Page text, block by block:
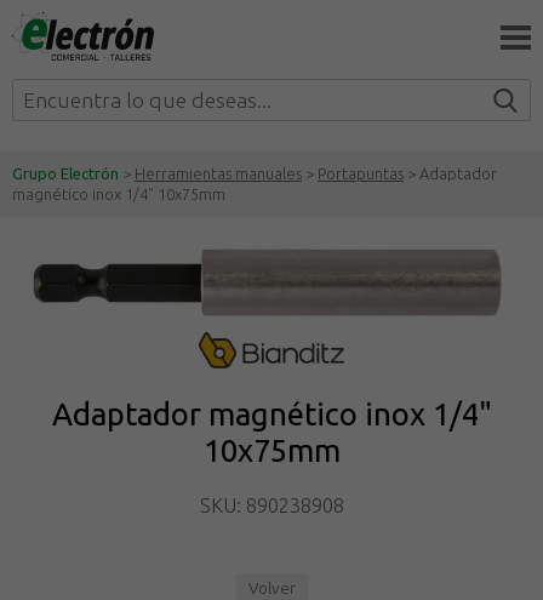
Grupo Electrón > Herramientas manuales > Portapuntas > Adaptador
magnético inox 1/4" 10x75mm
Adaptador magnético inox 1/4"
10x75mm
SKU: 890238908
Volver